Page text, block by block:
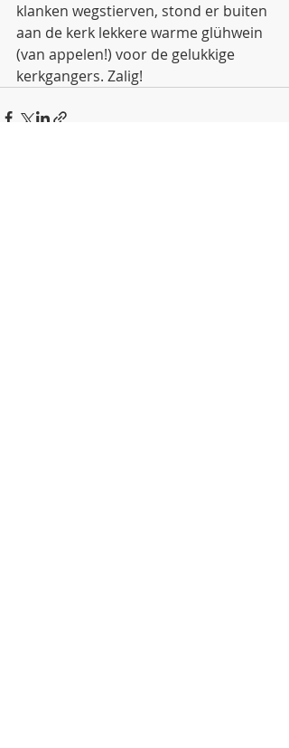
klanken wegstierven, stond er buiten
aan de kerk lekkere warme glühwein
(van appelen!) voor de gelukkige
kerkgangers. Zalig!